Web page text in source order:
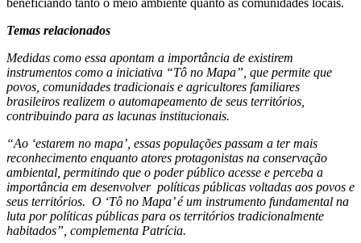
Temas relacionados
Medidas como essa apontam a importância de existirem
instrumentos como a iniciativa “Tô no Mapa”, que permite que
povos, comunidades tradicionais e agricultores familiares
brasileiros realizem o automapeamento de seus territórios,
contribuindo para as lacunas institucionais.
“Ao ‘estarem no mapa’, essas populações passam a ter mais
reconhecimento enquanto atores protagonistas na conservação
ambiental, permitindo que o poder público acesse e perceba a
importância em desenvolver políticas públicas voltadas aos povos e
seus territórios. O ‘Tô no Mapa’ é um instrumento fundamental na
luta por políticas públicas para os territórios tradicionalmente
habitados”, complementa Patrícia.